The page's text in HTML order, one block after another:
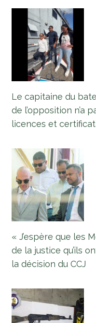
Le capitaine du
de l’opposition n’a
licences et
« J’espère que les
de la justice qu’ils
la décision du CCJ